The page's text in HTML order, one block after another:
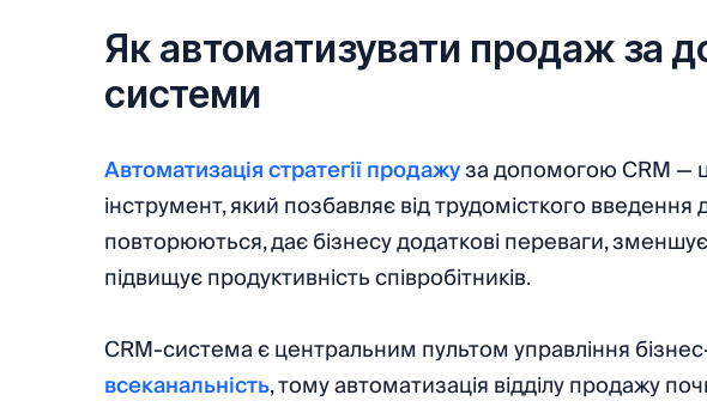
Як автоматизувати продаж за
системи
Автоматизація стратегії продажуза допомогою CRM —
інструмент, який позбавляє від трудомісткого введення
повторюються, дає бізнесу додаткові переваги,
підвищує продуктивність співробітників.
CRM-система є центральним пультом управління
всеканальність, тому автоматизація відділу продажу